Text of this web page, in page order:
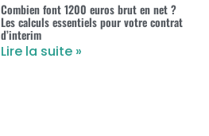
Combien font 1200 euros brut en net ?
Les calculs essentiels pour votre contrat
d’interim
Lire la suite »